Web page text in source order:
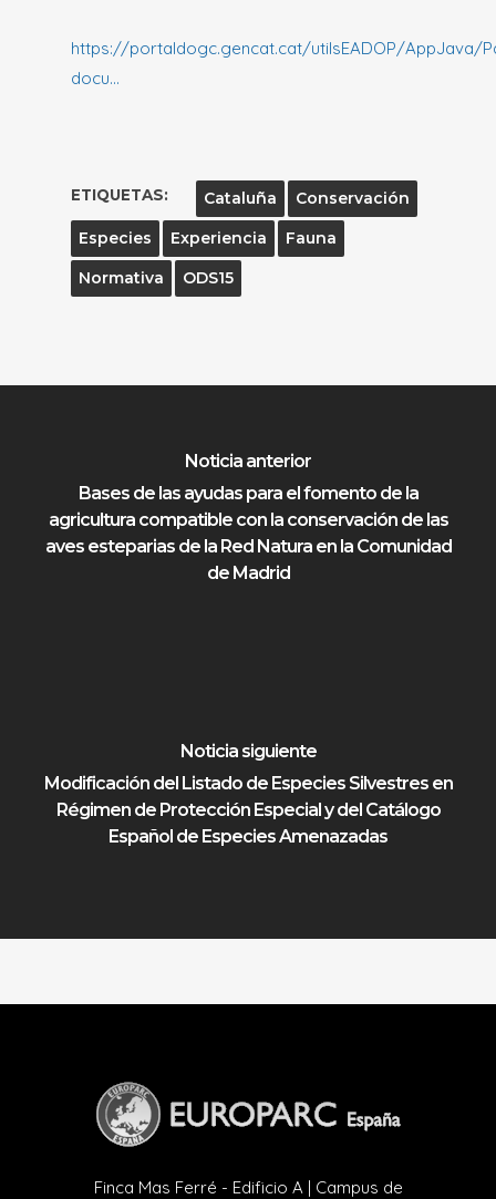
https://portaldogc.gencat.cat/utilsEADOP/AppJava/
docu…
ETIQUETAS: Cataluña
Conservación
Especies
Experiencia
Fauna
Normativa
ODS15
Noticia anterior
Bases de las ayudas para el fomento de la
agricultura compatible con la conservación de las
aves esteparias de la Red Natura en la Comunidad
de Madrid
Noticia siguiente
Modificación del Listado de Especies Silvestres en
Régimen de Protección Especial y del Catálogo
Español de Especies Amenazadas
Finca Mas Ferré - Edificio A | Campus de